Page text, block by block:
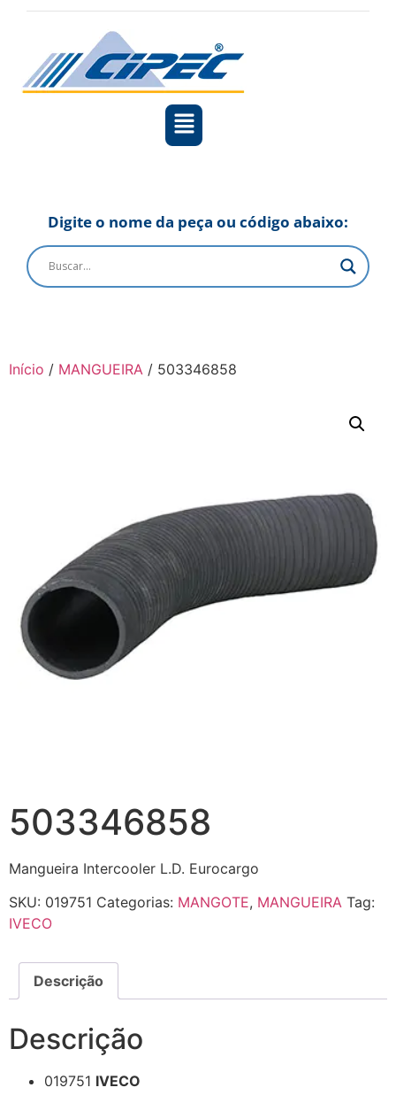
Digite o nome da peça ou código abaixo:
Início / MANGUEIRA / 503346858
503346858
Mangueira Intercooler L.D. Eurocargo
SKU: 019751 Categorias: MANGOTE, MANGUEIRA Tag:
IVECO
Descrição
Descrição
019751 IVECO